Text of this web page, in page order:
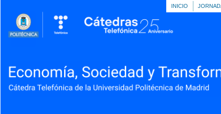
INICIO